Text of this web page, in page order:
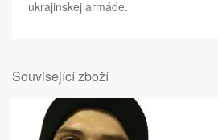
ukrajinskej armáde.
Související zboží